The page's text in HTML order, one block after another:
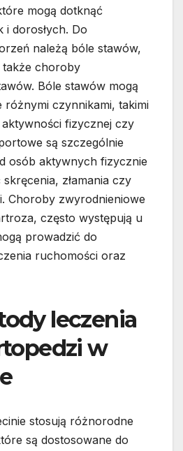
mogą dotknąć
i dorosłych. Do
należą bóle stawów,
choroby
Bóle stawów mogą
różnymi czynnikami, takimi
fizycznej czy
są szczególnie
osób aktywnych fizycznie
złamania czy
Choroby zwyrodnieniowe
często występują u
prowadzić do
ruchomości oraz
leczenia
w
stosują różnorodne
są dostosowane do